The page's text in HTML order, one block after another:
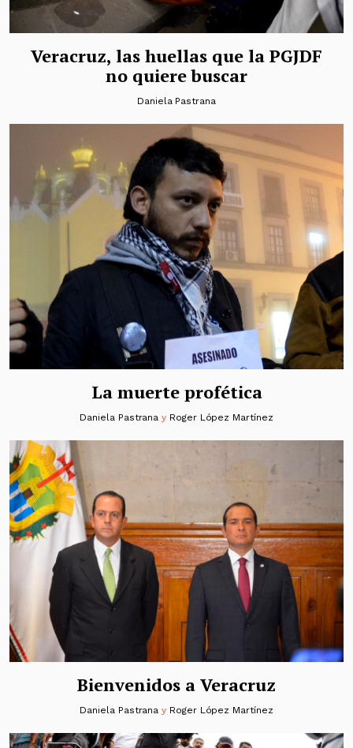
Veracruz, las huellas que la PGJDF
no quiere buscar
Daniela Pastrana
La muerte profética
Daniela Pastrana y Roger López Martínez
Bienvenidos a Veracruz
Daniela Pastrana y Roger López Martínez